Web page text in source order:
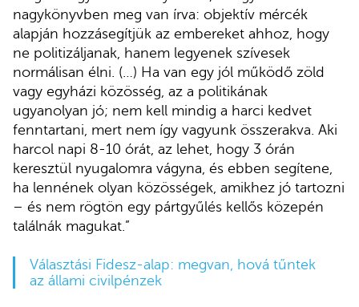
nagykönyvben meg van írva: objektív mércék
alapján hozzásegítjük az embereket ahhoz, hogy
ne politizáljanak, hanem legyenek szívesek
normálisan élni. (…) Ha van egy jól működő zöld
vagy egyházi közösség, az a politikának
ugyanolyan jó; nem kell mindig a harci kedvet
fenntartani, mert nem így vagyunk összerakva. Aki
harcol napi 8-10 órát, az lehet, hogy 3 órán
keresztül nyugalomra vágyna, és ebben segítene,
ha lennének olyan közösségek, amikhez jó tartozni
– és nem rögtön egy pártgyűlés kellős közepén
találnák magukat.”
Választási Fidesz-alap: megvan, hová tűntek
az állami civilpénzek